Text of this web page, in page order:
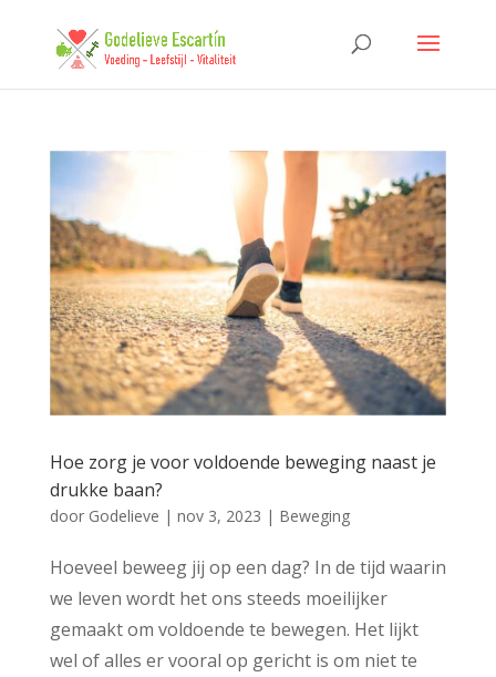
Hoe zorg je voor voldoende beweging naast je
drukke baan?
door Godelieve | nov 3, 2023 | Beweging
Hoeveel beweeg jij op een dag? In de tijd waarin
we leven wordt het ons steeds moeilijker
gemaakt om voldoende te bewegen. Het lijkt
wel of alles er vooral op gericht is om niet te